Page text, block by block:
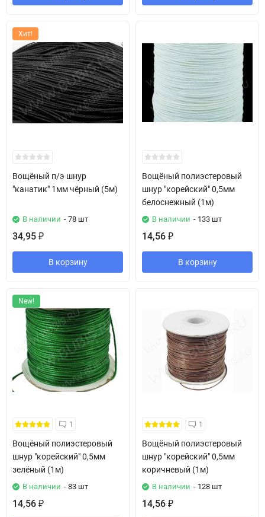
Хит!
Вощёный п/э шнур
"канатик" 1мм чёрный (5м)
В наличии - 78 шт
34,95 ₽
В корзину
Вощёный полиэстеровый
шнур "корейский" 0,5мм
белоснежный (1м)
В наличии - 133 шт
14,56 ₽
В корзину
New!
1
Вощёный полиэстеровый
шнур "корейский" 0,5мм
зелёный (1м)
В наличии - 83 шт
14,56 ₽
1
Вощёный полиэстеровый
шнур "корейский" 0,5мм
коричневый (1м)
В наличии - 128 шт
14,56 ₽